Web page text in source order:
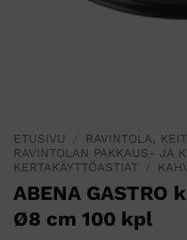
ETUSIVU RAVINTOLA,
RAVINTOLAN PAKKAUS- JA
KERTAKÄYTTÖASTIAT
ABENA
Ø8 cm 100 kpl